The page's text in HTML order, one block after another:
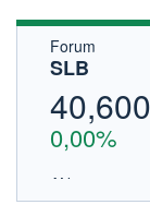
Forum
SLB
40,600
0,00%
EURONEXT